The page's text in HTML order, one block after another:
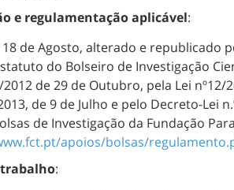
e regulamentação aplicável:
18 de Agosto, alterado e republicado
do Bolseiro de Investigação
de 29 de Outubro, pela Lei nº12/
de 9 de Julho e pelo Decreto-Lei
de Investigação da Fundação
apoios/bolsas/
: